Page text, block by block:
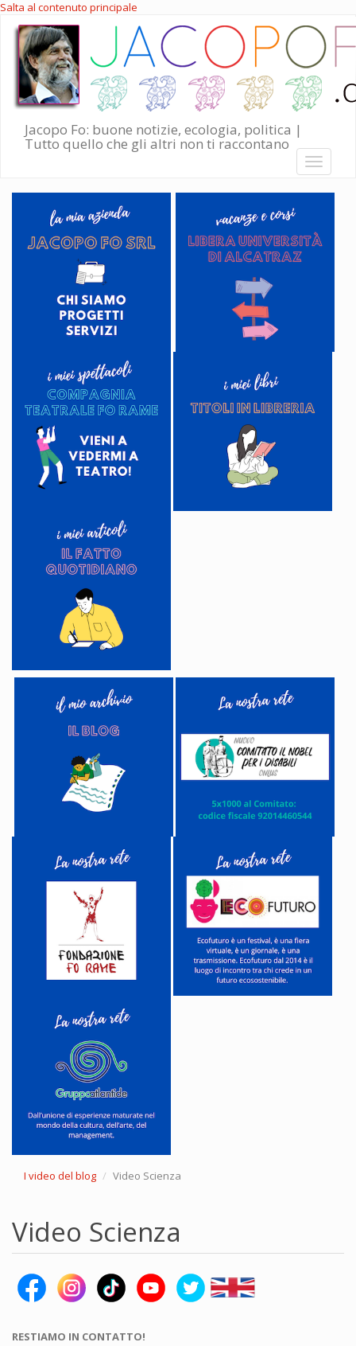
Salta al contenuto principale
Jacopo Fo: buone notizie, ecologia, politica |
Tutto quello che gli altri non ti raccontano
Toggle
I video del blog Video Scienza
Video Scienza
RESTIAMO IN CONTATTO!